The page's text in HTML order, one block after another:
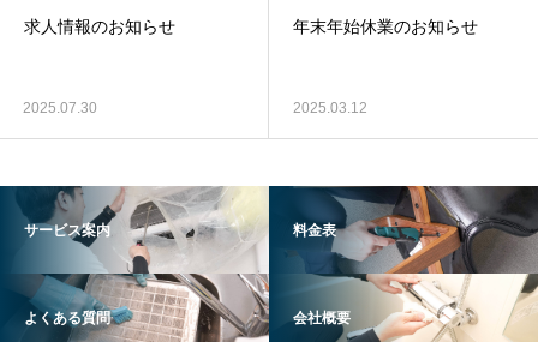
求人情報のお知らせ
2025.07.30
年末年始休業のお知らせ
2025.03.12
サービス案内 料金表
よくある質問 会社概要